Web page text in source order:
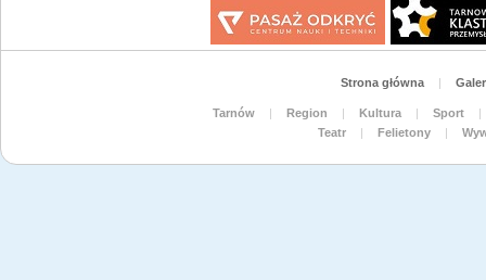
Strona główna |
Tarnów | Region | Kultura | Sport
|
Teatr
| Felietony |